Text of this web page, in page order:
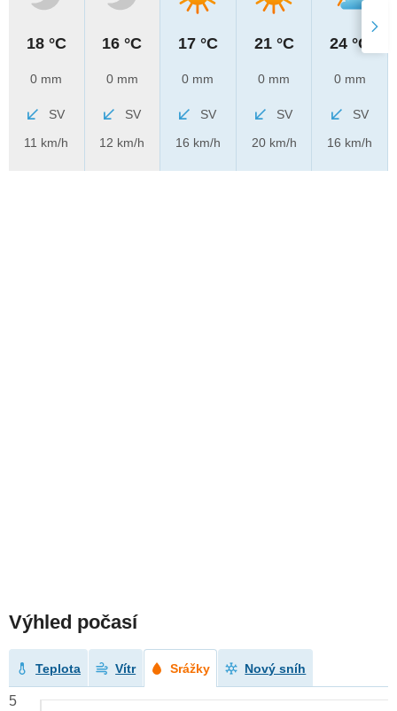
18 °C
0 mm
SV
11 km/h
16 °C
0 mm
SV
12 km/h
17 °C
0 mm
SV
16 km/h
21 °C
0 mm
SV
20 km/h
24 °C
0 mm
SV
16 km/h
Výhled počasí
Teplota Vítr Srážky Nový sníh
5